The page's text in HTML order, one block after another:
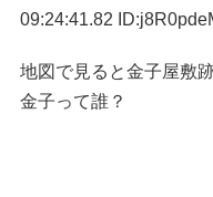
09:24:41.82
地図で見ると金子屋敷
金子って誰？